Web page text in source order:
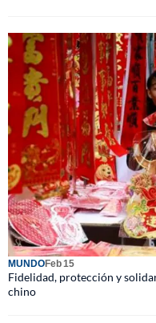
MUNDOFeb 15
Fidelidad, protección y
chino